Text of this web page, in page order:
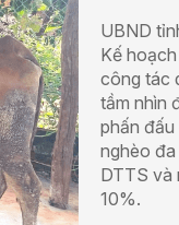
UBND
Kế
công tác
tầm nhìn
phấn
nghèo
DTTS và
10%.